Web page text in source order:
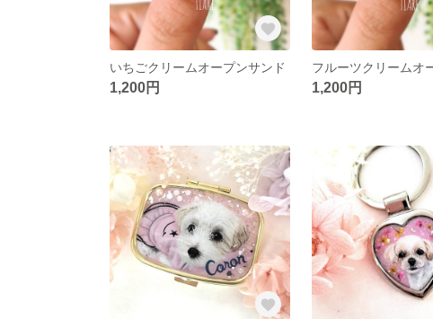
いちごクリームオープンサンド
1,200円 1,200円